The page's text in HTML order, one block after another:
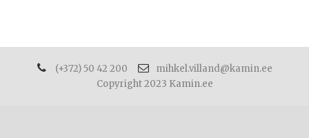
(+372) 50 42 200
mihkel.villand@kamin.ee
Copyright 2023 Kamin.ee